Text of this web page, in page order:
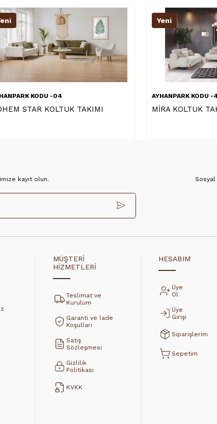
Yeni
AYHANPARK KODU -49
MİRA KOLTUK TAKIMI
kayıt olun.
MÜŞTERİ
HİZMETLERİ
Teslimat ve
Kurulum
Garanti ve İade
Koşulları
Satış
Sözleşmesi
Gizlilik
Politikası
KVKK
HESABIM
Üye
Ol
Üye
Girişi
Siparişlerim
Sepetim